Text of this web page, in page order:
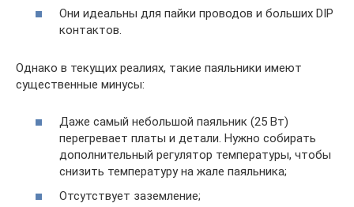
Они идеальны для пайки проводов и больших DIP
контактов.
Однако в текущих реалиях, такие паяльники имеют
существенные минусы:
Даже самый небольшой паяльник (25 Вт)
перегревает платы и детали. Нужно собирать
дополнительный регулятор температуры, чтобы
снизить температуру на жале паяльника;
Отсутствует заземление;